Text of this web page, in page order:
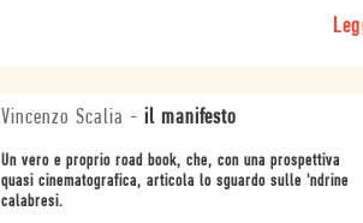
Vincenzo Scalia - il manifesto
Un vero e proprio road book, che, con una prospettiva
quasi cinematografica, articola lo sguardo sulle 'ndrine
calabresi.